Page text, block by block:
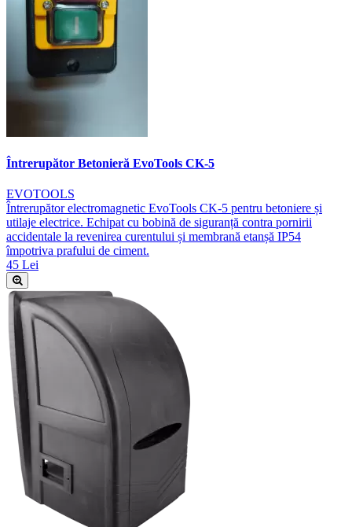
Întrerupător Betonieră EvoTools CK-5
EVOTOOLS
Întrerupător electromagnetic EvoTools CK-5 pentru betoniere și
utilaje electrice. Echipat cu bobină de siguranță contra pornirii
accidentale la revenirea curentului și membrană etanșă IP54
împotriva prafului de ciment.
45 Lei